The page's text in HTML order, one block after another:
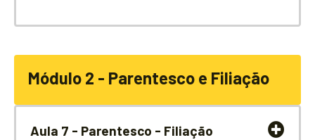
Módulo 2 - Parentesco e Filiação
Aula 7 - Parentesco - Filiação